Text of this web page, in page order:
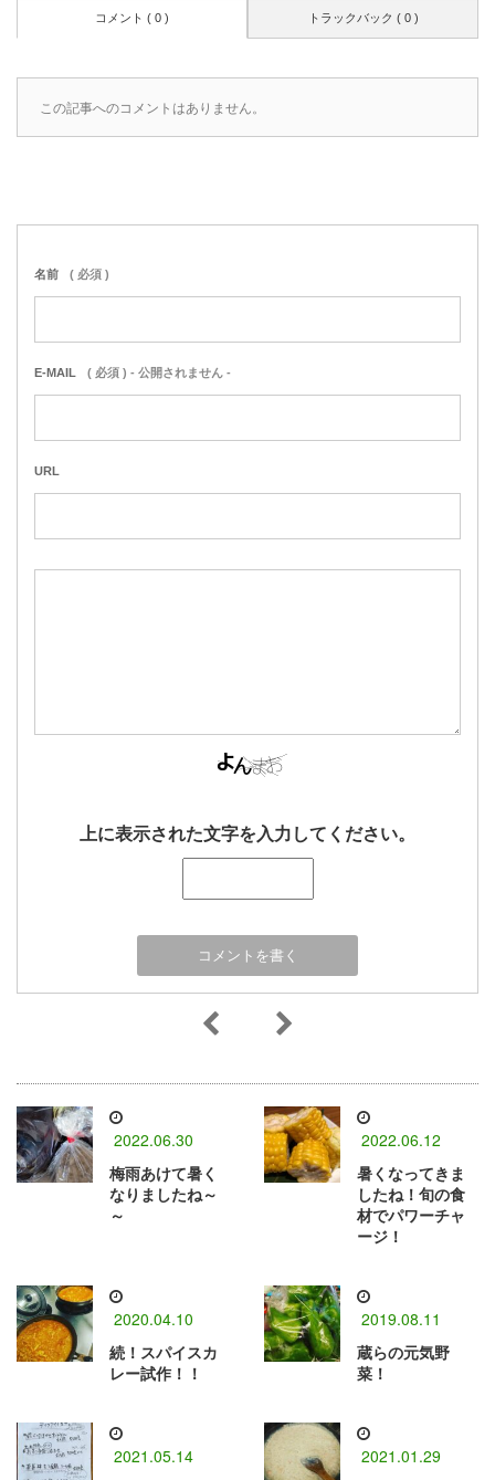
コメント ( 0 ) トラックバック ( 0 )
この記事へのコメントはありません。
名前 ( 必須 )
E-MAIL ( 必須 ) - 公開されません -
URL
上に表示された文字を入力してください。
2022.06.30
梅雨あけて暑く
なりましたね～
～
2022.06.12
暑くなってきま
したね！旬の食
材でパワーチャ
ージ！
2020.04.10
続！スパイスカ
レー試作！！
2019.08.11
蔵らの元気野
菜！
2021.05.14 2021.01.29